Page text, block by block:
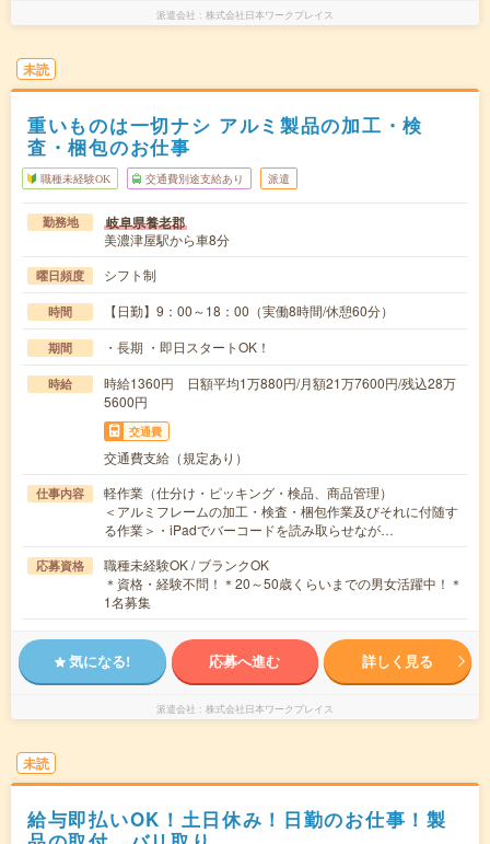
派遣会社 株式会社日本ワークプレイス
未読
重いものは一切ナシ アルミ製品の加工・検
査・梱包のお仕事
職種未経験OK 交通費別途支給あり 派遣
勤務地 岐阜県養老郡
美濃津屋駅から車8分
曜日頻度 シフト制
時間 【日勤】9：00～18：00（実働8時間/休憩60分）
期間 ・長期 ・即日スタートOK！
時給
時給1360円 日額平均1万880円/月額21万7600円/残込28万
5600円
交通費
交通費支給（規定あり）
仕事内容
軽作業（仕分け・ピッキング・検品、商品管理）
＜アルミフレームの加工・検査・梱包作業及びそれに付随す
る作業＞・iPadでバーコードを読み取らせなが…
応募資格
職種未経験OK / ブランクOK
＊資格・経験不問！＊20～50歳くらいまでの男女活躍中！＊
1名募集
気になる! 応募へ進む 詳しく見る
派遣会社 株式会社日本ワークプレイス
未読
給与即払いOK！土日休み！日勤のお仕事！製